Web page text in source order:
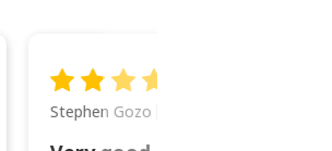
Stephen Gozo